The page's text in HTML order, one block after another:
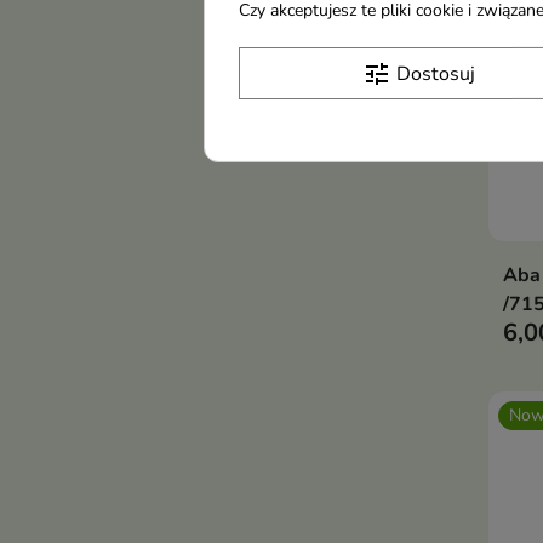
/
Czy akceptujesz te pliki cookie i
tune Dostosuj